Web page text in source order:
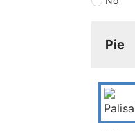
Pie